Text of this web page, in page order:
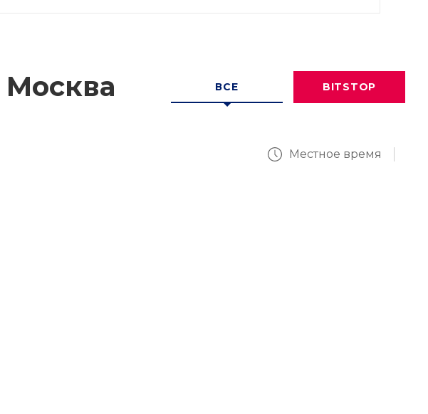
Москва ВСЕ BITSTOP
Местное время